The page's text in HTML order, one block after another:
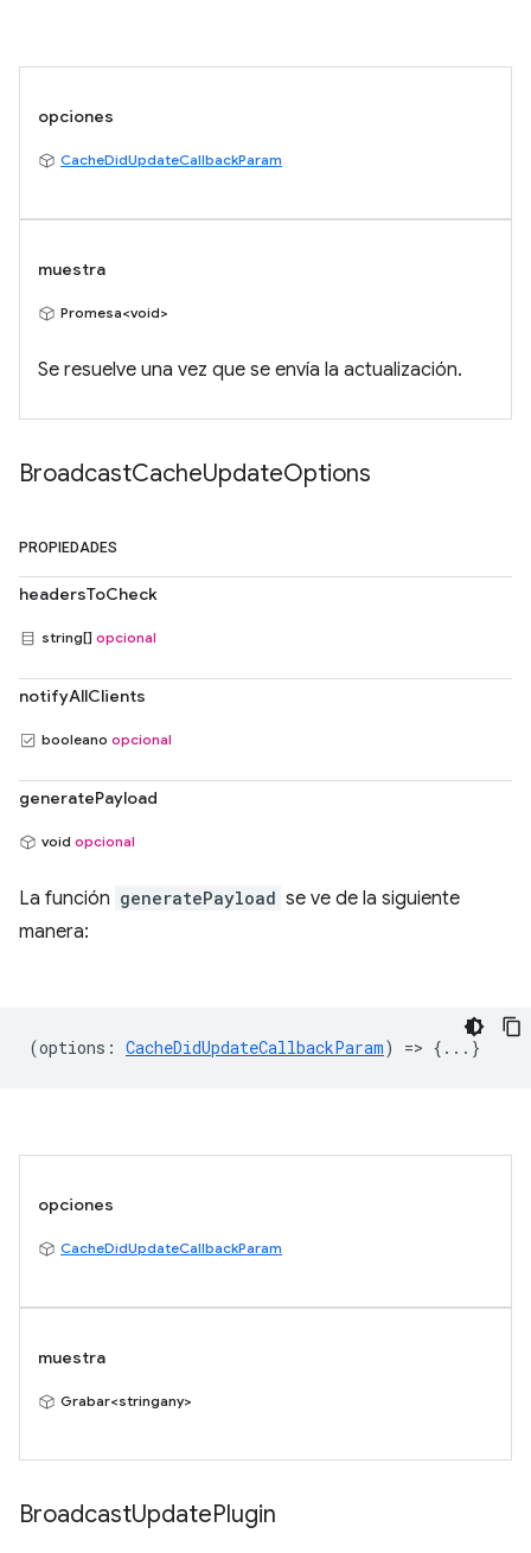
opciones
CacheDidUpdateCallbackParam
muestra
Promesa<void>
Se resuelve una vez que se envía la actualización.
BroadcastCacheUpdateOptions
PROPIEDADES
headersToCheck
string[] opcional
notifyAllClients
booleano opcional
generatePayload
void opcional
La función generatePayload se ve de la siguiente
manera:
(options : CacheDidUpdateCallbackParam) => {...}
opciones
CacheDidUpdateCallbackParam
muestra
Grabar<stringany>
BroadcastUpdatePlugin